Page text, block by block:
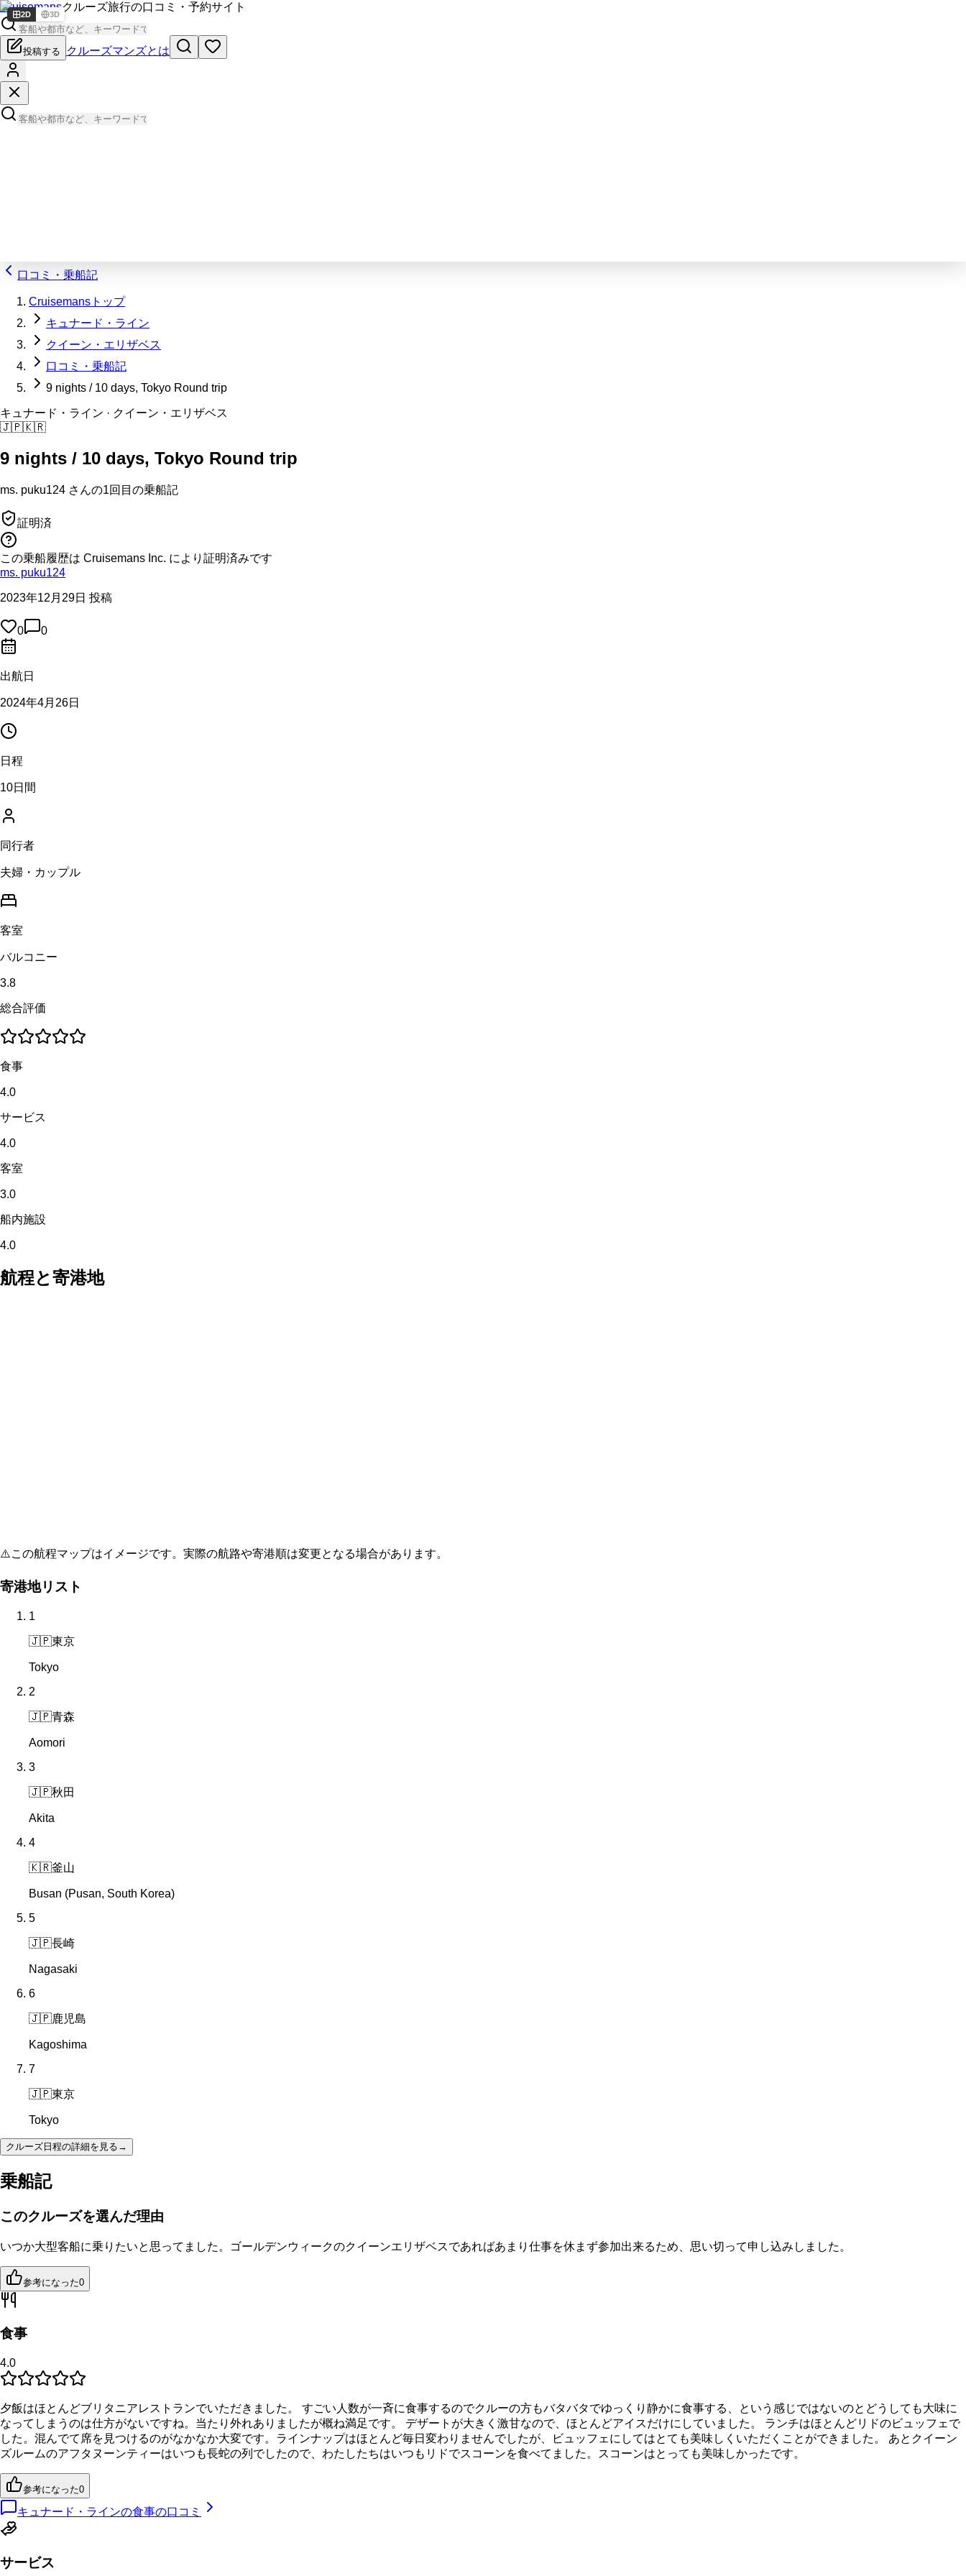
Cruisemansクルーズ旅行の口コミ・予約サイト
投稿する クルーズマンズとは
口コミ・乗船記
Cruisemansトップ
キュナード・ライン
クイーン・エリザベス
口コミ・乗船記
9 nights / 10 days, Tokyo Round trip
キュナード・ライン · クイーン・エリザベス
🇯🇵🇰🇷
9 nights / 10 days, Tokyo Round trip
ms. puku124 さんの1回目の乗船記
証明済
この乗船履歴は Cruisemans Inc. により証明済みです
ms. puku124
2023年12月29日 投稿
0 0
出航日
2024年4月26日
日程
10日間
同行者
夫婦・カップル
客室
バルコニー
3.8
総合評価
食事
4.0
サービス
4.0
客室
3.0
船内施設
4.0
航程と寄港地
2D 3D
⚠️この航程マップはイメージです。実際の航路や寄港順は変更となる場合があります。
寄港地リスト
1
🇯🇵東京
Tokyo
2
🇯🇵青森
Aomori
3
🇯🇵秋田
Akita
4
🇰🇷釜山
Busan (Pusan, South Korea)
5
🇯🇵長崎
Nagasaki
6
🇯🇵鹿児島
Kagoshima
7
🇯🇵東京
Tokyo
クルーズ日程の詳細を見る →
乗船記
このクルーズを選んだ理由
いつか大型客船に乗りたいと思ってました。ゴールデンウィークのクイーンエリザベスであればあまり仕事を休まず参加出来るため、思い切って申し込みしました。
参考になった0
食事
4.0
夕飯はほとんどブリタニアレストランでいただきました。 すごい人数が一斉に食事するのでクルーの方もバタバタでゆっくり静かに食事する、という感じではないのとどうしても大味に
なってしまうのは仕方がないですね。当たり外れありましたが概ね満足です。 デザートが大きく激甘なので、ほとんどアイスだけにしていました。 ランチはほとんどリドのビュッフェで
した。混んでて席を見つけるのがなかなか大変です。ラインナップはほとんど毎日変わりませんでしたが、ビュッフェにしてはとても美味しくいただくことができました。 あとクイーン
ズルームのアフタヌーンティーはいつも長蛇の列でしたので、わたしたちはいつもリドでスコーンを食べてました。スコーンはとっても美味しかったです。
参考になった0
キュナード・ラインの食事の口コミ
サービス